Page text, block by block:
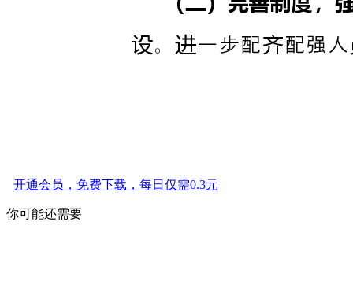
开通会员，免费下载，每日仅需0.3元
你可能还需要